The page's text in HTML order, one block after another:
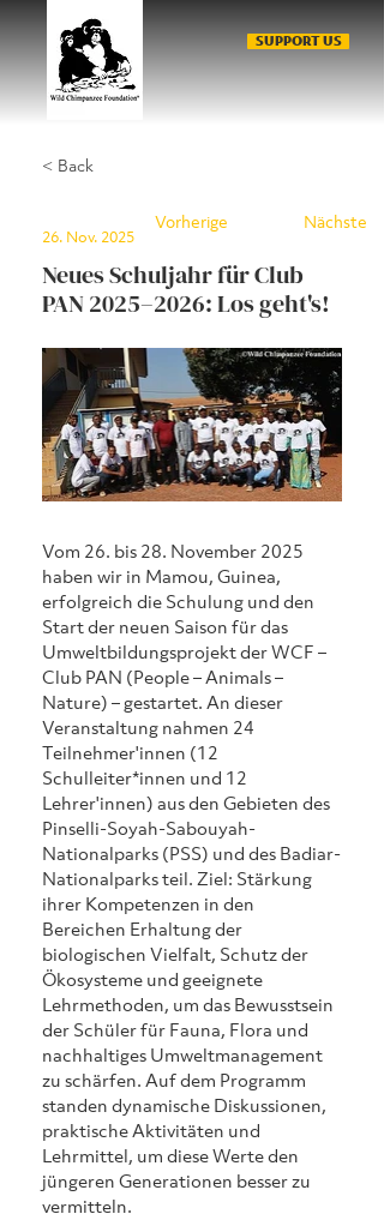
SUPPORT US
< Back
Neues Schuljahr für Club
PAN 2025–2026: Los geht's!
26. Nov. 2025
Vorherige Nächste
Vom 26. bis 28. November 2025
haben wir in Mamou, Guinea,
erfolgreich die Schulung und den
Start der neuen Saison für das
Umweltbildungsprojekt der WCF –
Club PAN (People – Animals –
Nature) – gestartet. An dieser
Veranstaltung nahmen 24
Teilnehmer'innen (12
Schulleiter*innen und 12
Lehrer'innen) aus den Gebieten des
Pinselli-Soyah-Sabouyah-
Nationalparks (PSS) und des Badiar-
Nationalparks teil. Ziel: Stärkung
ihrer Kompetenzen in den
Bereichen Erhaltung der
biologischen Vielfalt, Schutz der
Ökosysteme und geeignete
Lehrmethoden, um das Bewusstsein
der Schüler für Fauna, Flora und
nachhaltiges Umweltmanagement
zu schärfen. Auf dem Programm
standen dynamische Diskussionen,
praktische Aktivitäten und
Lehrmittel, um diese Werte den
jüngeren Generationen besser zu
vermitteln.